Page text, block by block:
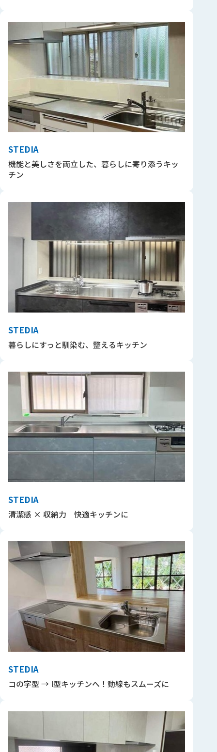
STEDIA
機能と美しさを両立した、暮らしに寄り添うキッ
チン
STEDIA
暮らしにすっと馴染む、整えるキッチン
STEDIA
清潔感 × 収納力 快適キッチンに
STEDIA
コの字型 → I型キッチンへ！動線もスムーズに